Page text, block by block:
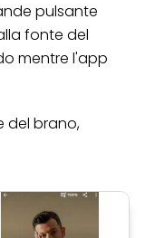
pulsante
fonte del
mentre l'app
del brano,